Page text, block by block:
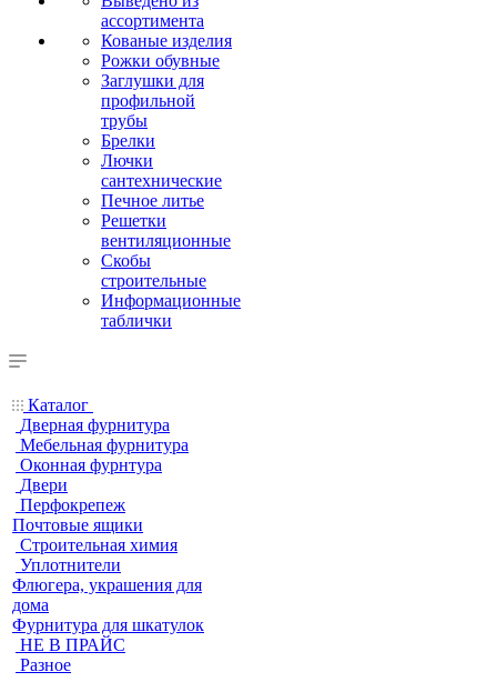
ассортимента
Кованые изделия
Рожки обувные
Заглушки для
профильной
трубы
Брелки
Лючки
сантехнические
Печное литье
Решетки
вентиляционные
Скобы
строительные
Информационные
таблички
Каталог
Дверная фурнитура
Мебельная фурнитура
Оконная фурнтура
Двери
Перфокрепеж
Почтовые ящики
Строительная химия
Уплотнители
Флюгера, украшения для
дома
Фурнитура для шкатулок
НЕ В ПРАЙС
Разное